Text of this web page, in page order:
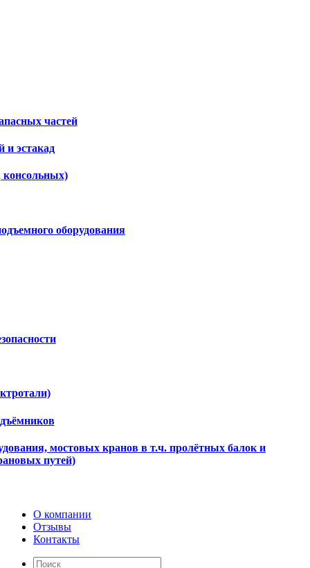
частей
и эстакад
консольных)
оборудования
мостовых кранов в т.ч. пролётных балок и
путей)
О компании
Отзывы
Контакты